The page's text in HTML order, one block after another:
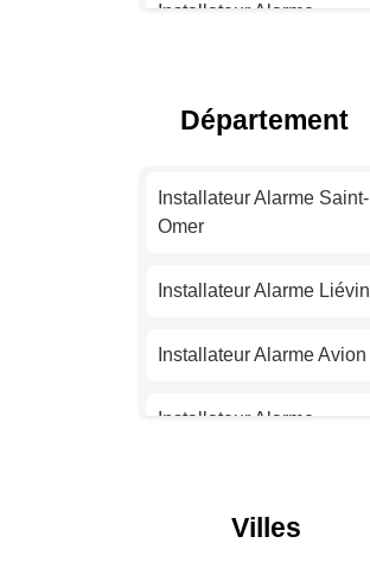
Installateur Alarme
Installateur Alarme Nice
Nantes
Strasbourg
Installateur Alarme
Installateur Alarme Lille
Département
Installateur Alarme Saint-
Omer
Installateur Alarme Liévin
Installateur Alarme Avion
Installateur Alarme
Villes